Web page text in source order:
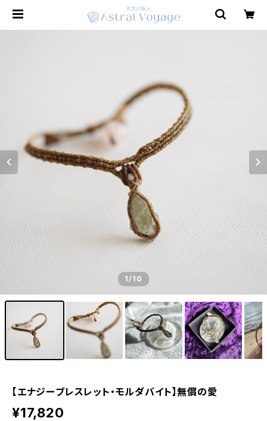
1/10
【エナジーブレスレット・モルダバイト】無償の愛
¥17,820